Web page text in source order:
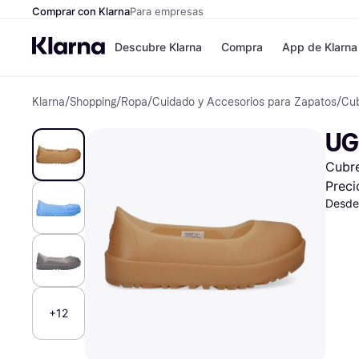
Comprar con KlarnaPara empresas
Descubre Klarna
Formas de
Paga ahora
Paga en 3 plazos
Paga en 30 días
Financiación
Klarna en Apple
Compra
Tiendas
Zalando
JD Sports
Directorio de
App de Klarna
Klarna/Shopping/Ropa/Cuidado y Accesorios para Zapatos/
+12